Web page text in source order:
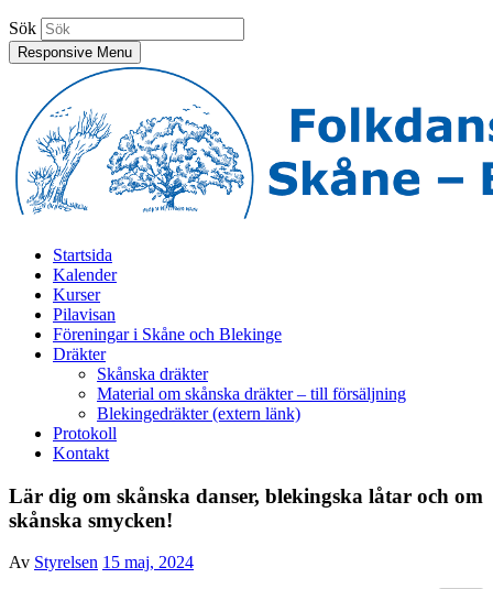
Sök
Responsive Menu
Folkdansringen Skåne-Blekinge
Sydligaste distriktet inom Svenska Folkdansringen
Startsida
Kalender
Kurser
Pilavisan
Föreningar i Skåne och Blekinge
Dräkter
Skånska dräkter
Material om skånska dräkter – till försäljning
Blekingedräkter (extern länk)
Protokoll
Kontakt
Lär dig om skånska danser, blekingska låtar och om
skånska smycken!
Av Styrelsen 15 maj, 2024